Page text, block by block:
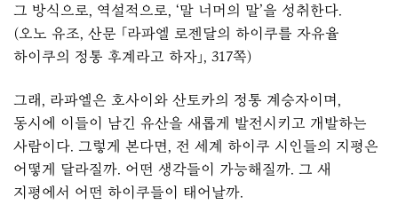
그 방식으로, 역설적으로, ‘말 너머의 말’을 성취한다.
(오노 유조, 산문 「라파엘 로젠달의 하이쿠를 자유율
하이쿠의 정통 후계라고 하자」, 317쪽)
그래, 라파엘은 호사이와 산토카의 정통 계승자이며,
동시에 이들이 남긴 유산을 새롭게 발전시키고 개발하는
사람이다. 그렇게 본다면, 전 세계 하이쿠 시인들의 지평은
어떻게 달라질까. 어떤 생각들이 가능해질까. 그 새
지평에서 어떤 하이쿠들이 태어날까.